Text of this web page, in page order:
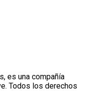
es una compañía
Todos los derechos